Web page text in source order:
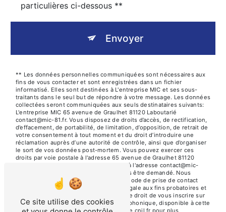
particulières ci-dessous **
Envoyer
** Les données personnelles communiquées sont nécessaires aux
fins de vous contacter et sont enregistrées dans un fichier
informatisé. Elles sont destinées à L'entreprise MIC et ses sous-
traitants dans le seul but de répondre à votre message. Les données
collectées seront communiquées aux seuls destinataires suivants:
L'entreprise MIC 65 avenue de Graulhet 81120 Laboutarié
contact@mic-81.fr. Vous disposez de droits d’accès, de rectification,
d’effacement, de portabilité, de limitation, d’opposition, de retrait de
votre consentement à tout moment et du droit d’introduire une
réclamation auprès d’une autorité de contrôle, ainsi que d’organiser
le sort de vos données post-mortem. Vous pouvez exercer ces
droits par voie postale à l'adresse 65 avenue de Graulhet 81120
Laboutarié ou par courrier électronique à l'adresse contact@mic-
81.fr. Un justificatif d'identité pourra vous être demandé. Nous
conservons vos données pendant la période de prise de contact
puis pendant la durée de prescription légale aux fins probatoires et
de gestion des contentieux. Vous avez le droit de vous inscrire sur
la liste d'opposition au démarchage téléphonique, disponible à cette
Ce site utilise des cookies